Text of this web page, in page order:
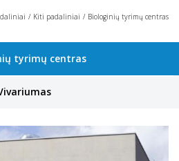
Kiti padaliniai Biologinių tyrimų centras
tyrimų centras